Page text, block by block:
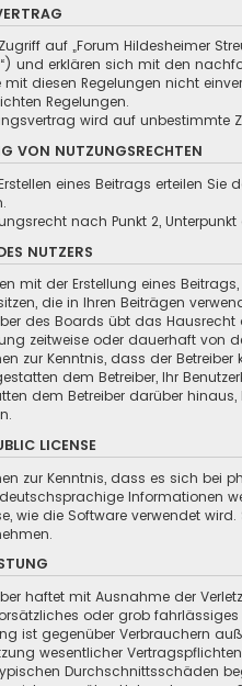
auf „Forum Hildesheimer
und erklären sich mit den
mit diesen Regelungen nicht
Regelungen.
wird auf unbestimmte
VON NUTZUNGSRECHTEN
eines Beitrags erteilen
nach Punkt 2,
NUTZERS
mit der Erstellung eines
die in Ihren Beiträgen
des Boards übt das
zeitweise oder dauerhaft von
zur Kenntnis, dass der
dem Betreiber, Ihr
dem Betreiber darüber
LICENSE
zur Kenntnis, dass es sich bei
Informationen
wie die Software verwendet
haftet mit Ausnahme der
oder grob
ist gegenüber Verbrauchern
wesentlicher
Durchschnittsschäden